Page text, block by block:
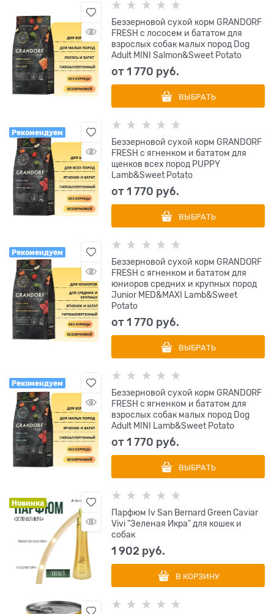
Беззерновой сухой корм GRANDORF
FRESH с лососем и бататом для
взрослых собак малых пород Dog
Adult MINI Salmon&Sweet Potato
от1 770 руб.
ВЫБРАТЬ
Рекомендуем
Беззерновой сухой корм GRANDORF
FRESH с ягненком и бататом для
щенков всех пород PUPPY
Lamb&Sweet Potato
от1 770 руб.
ВЫБРАТЬ
Рекомендуем
Беззерновой сухой корм GRANDORF
FRESH с ягненком и бататом для
юниоров средних и крупных пород
Junior MED&MAXI Lamb&Sweet
Potato
от1 770 руб.
ВЫБРАТЬ
Рекомендуем
Беззерновой сухой корм GRANDORF
FRESH с ягненком и бататом для
взрослых собак малых пород Dog
Adult MINI Lamb&Sweet Potato
от1 770 руб.
ВЫБРАТЬ
Новинка
Парфюм Iv San Bernard Green Caviar
Vivi "Зеленая Икра" для кошек и
собак
1 902 руб.
В КОРЗИНУ